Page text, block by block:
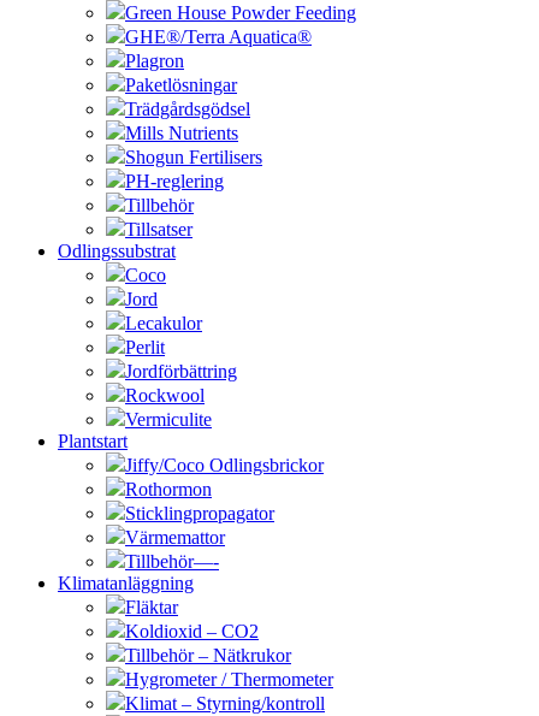
Green House Powder Feeding
GHE®/Terra Aquatica®
Plagron
Paketlösningar
Trädgårdsgödsel
Mills Nutrients
Shogun Fertilisers
PH-reglering
Tillbehör
Tillsatser
Odlingssubstrat
Coco
Jord
Lecakulor
Perlit
Jordförbättring
Rockwool
Vermiculite
Plantstart
Jiffy/Coco Odlingsbrickor
Rothormon
Sticklingpropagator
Värmemattor
Tillbehör—-
Klimatanläggning
Fläktar
Koldioxid – CO2
Tillbehör – Nätkrukor
Hygrometer / Thermometer
Klimat – Styrning/kontroll